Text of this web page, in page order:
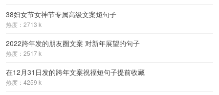
38妇女节女神节专属高级文案短句子
热度：2713 k
2022跨年发的朋友圈文案 对新年展望的句子
热度：2517 k
在12月31日发的跨年文案祝福短句子提前收藏
热度：4259 k